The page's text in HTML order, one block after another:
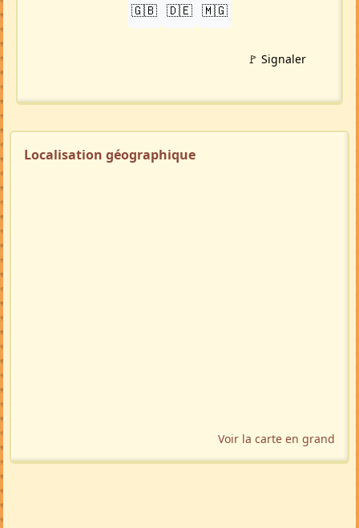
🇬🇧 🇩🇪 🇲🇬
🚩 Signaler
Localisation géographique
Voir la carte en grand